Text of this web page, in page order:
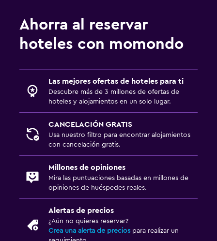
Ahorra al reservar
hoteles con momondo
Las mejores ofertas de hoteles para ti
Descubre más de 3 millones de ofertas de
hoteles y alojamientos en un solo lugar.
CANCELACIÓN GRATIS
Usa nuestro filtro para encontrar alojamientos
con cancelación gratis.
Millones de opiniones
Mira las puntuaciones basadas en millones de
opiniones de huéspedes reales.
Alertas de precios
¿Aún no quieres reservar?
Crea una alerta de precios para realizar un